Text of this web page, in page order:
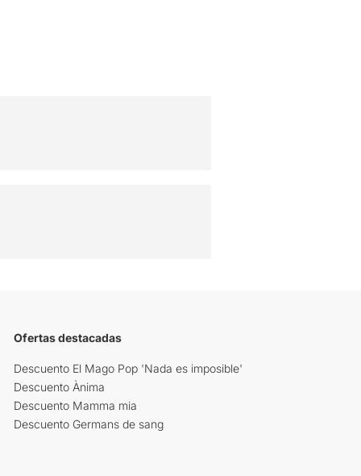
Ofertas destacadas
Descuento El Mago Pop 'Nada es imposible'
Descuento Ànima
Descuento Mamma mia
Descuento Germans de sang